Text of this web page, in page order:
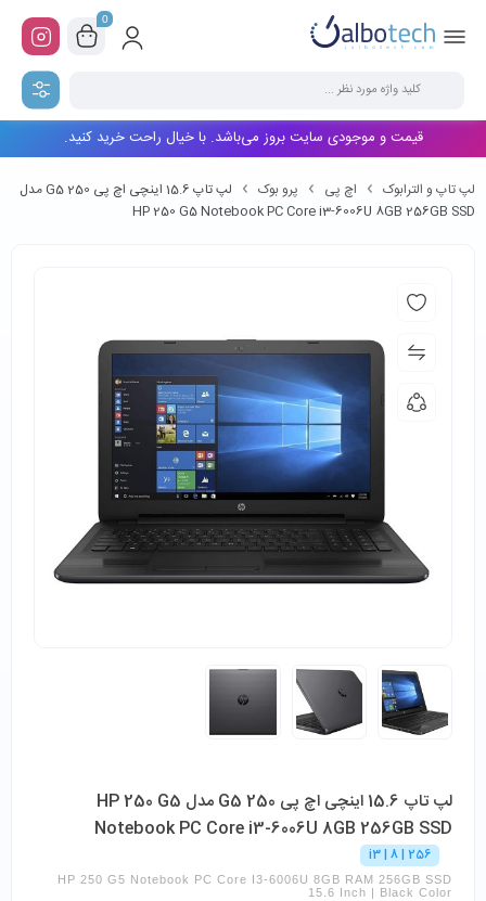
0
قیمت و موجودی سایت بروز می‌باشد. با خیال راحت خرید کنید.
لپ تاپ و الترابوک اچ پی پرو بوک
لپ تاپ 15.6 اینچی اچ پی 250 G5 مدل
HP 250 G5 Notebook PC Core i3-6006U 8GB 256GB SSD
لپ تاپ 15.6 اینچی اچ پی 250 G5 مدل HP 250 G5
Notebook PC Core i3-6006U 8GB 256GB SSD
i3 | 8 | 256
HP 250 G5 Notebook PC Core I3-6006U 8GB RAM 256GB SSD
15.6 Inch | Black Color